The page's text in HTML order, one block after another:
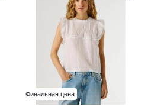
Финальная цена